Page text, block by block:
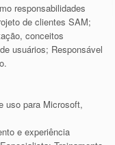
responsabilidades
de clientes SAM;
conceitos
usuários; Responsável
uso para Microsoft,
e experiência